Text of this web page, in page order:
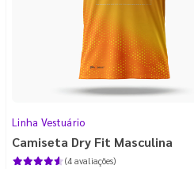
Linha Vestuário
Camiseta Dry Fit Masculina
(4 avaliações)